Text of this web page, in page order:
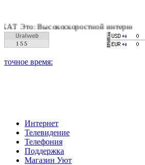
Высокоскоростной интернет,
Интернет
Телевидение
Телефония
Поддержка
Магазин Уют